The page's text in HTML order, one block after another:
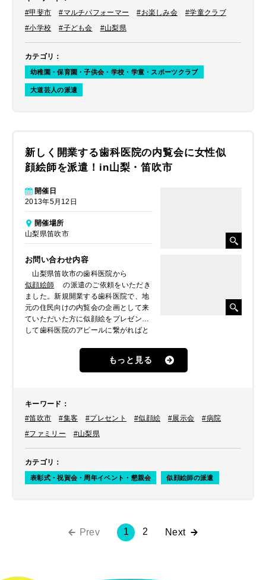
#甲斐市
#マルチパフォーマー #お楽しみ会
#学童クラブ
#小学校
#子ども会 #山梨県
カテゴリ ：
幼稚園・保育園・子供会・学校・学童・スポーツクラブ
大道芸人の派遣
新しく開業する歯科医院の内覧会に女性似
顔絵師を派遣！in山梨・笛吹市
開催日
2013年5月12日
開催場所
山梨県笛吹市
お問い合わせ内容
山梨県笛吹市の歯科医院から
似顔絵師
の派遣のご依頼をいただき
ました。新規開業する歯科医院で、地
元の住民向けの内覧会の企画として来
ていただいた方に似顔絵をプレゼント
して歯科医院のアピールに繋がればと
もっと見る
キーワード ：
#笛吹市
#集客 #プレセント #似顔絵 #展示会
#病院
#ファミリー
#山梨県
カテゴリ ：
表彰式・祝賀会・周年イベント・懇親会 似顔絵師の派遣
Prev 1 2 Next